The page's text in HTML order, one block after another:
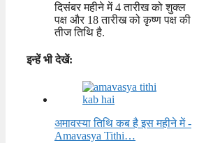
दिसंबर महीने में 4 तारीख को शुक्ल
पक्ष और 18 तारीख को कृष्ण पक्ष की
तीज तिथि है.
इन्हें भी देखें:
अमावस्या तिथि कब है इस महीने में -
Amavasya Tithi…